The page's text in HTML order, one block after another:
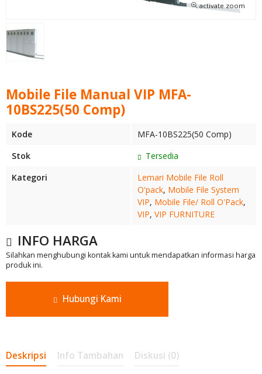
activate zoom
Mobile File Manual VIP MFA-
10BS225(50 Comp)
Kode
MFA-10BS225(50 Comp)
Stok
Tersedia
Kategori
Lemari Mobile File Roll
O'pack, Mobile File System
VIP, Mobile File/ Roll O'Pack,
VIP, VIP FURNITURE
INFO HARGA
Silahkan menghubungi kontak kami untuk mendapatkan informasi harga
produk ini.
Hubungi Kami
Deskripsi Info Tambahan Diskusi (0)